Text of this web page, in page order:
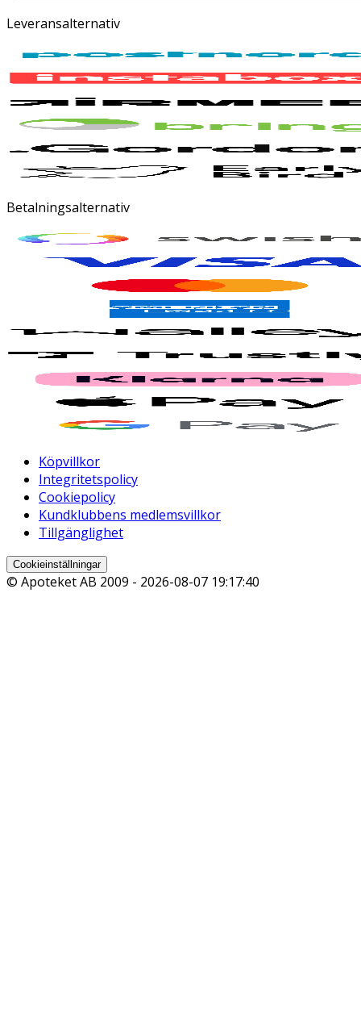
Leveransalternativ
Betalningsalternativ
Köpvillkor
Integritetspolicy
Cookiepolicy
Kundklubbens medlemsvillkor
Tillgänglighet
Cookieinställningar
© Apoteket AB 2009 - 2026-08-07 19:17:40